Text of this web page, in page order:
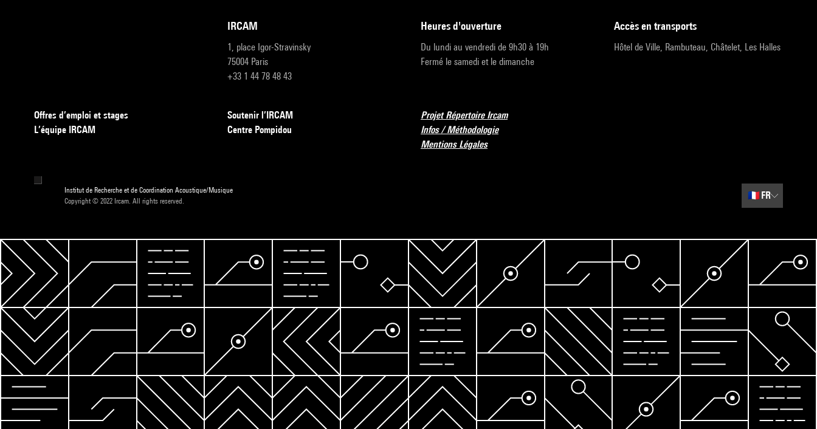
IRCAM
1, place Igor-Stravinsky
75004 Paris
+33 1 44 78 48 43
heures d'ouverture
Du lundi au vendredi de 9h30 à 19h
Fermé le samedi et le dimanche
accès en transports
Hôtel de Ville, Rambuteau, Châtelet, Les Halles
Offres d’emploi et stages
L’équipe IRCAM
Soutenir l’IRCAM
Centre Pompidou
Projet Répertoire Ircam
Infos / Méthodologie
Mentions Légales
Institut de Recherche et de Coordination Acoustique/Musique
Copyright © 2022 Ircam. All rights reserved.
🇫🇷 FR